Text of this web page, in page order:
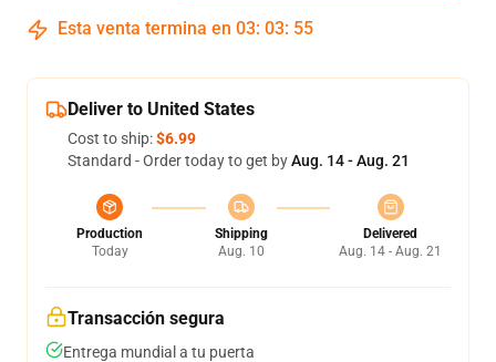
Esta venta termina en 03: 03: 54
Deliver to United States
Cost to ship:$6.99
Standard - Order today to get byAug. 14 - Aug. 21
Production
Today
Shipping
Aug. 10
Delivered
Aug. 14 - Aug. 21
Transacción segura
Entrega mundial a tu puerta